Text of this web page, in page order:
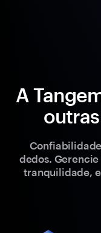
A
dedos.
tranquilidade,